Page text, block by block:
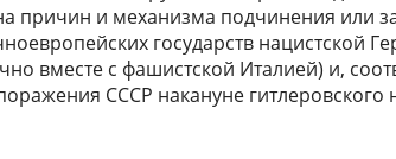
при­чин и механизма подчинения или
государств нацистской
вместе с фашистской Италией) и,
СССР накануне гитлеровского